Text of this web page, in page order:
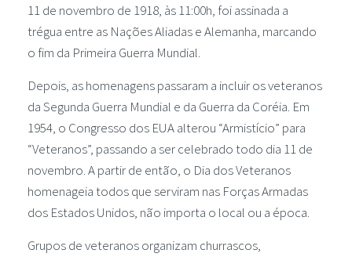
11 de novembro de 1918, às 11:00h, foi assinada a
trégua entre as Nações Aliadas e Alemanha, marcando
o fim da Primeira Guerra Mundial.
Depois, as homenagens passaram a incluir os veteranos
da Segunda Guerra Mundial e da Guerra da Coréia. Em
1954, o Congresso dos EUA alterou “Armistício” para
“Veteranos”, passando a ser celebrado todo dia 11 de
novembro. A partir de então, o Dia dos Veteranos
homenageia todos que serviram nas Forças Armadas
dos Estados Unidos, não importa o local ou a época.
Grupos de veteranos organizam churrascos,